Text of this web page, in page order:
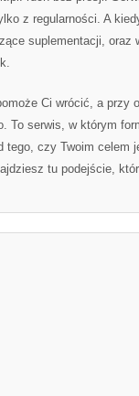
z regularności. A
suplementacji, oraz
Ci wrócić, a przy
To serwis, w którym
czy Twoim celem
tu podejście,